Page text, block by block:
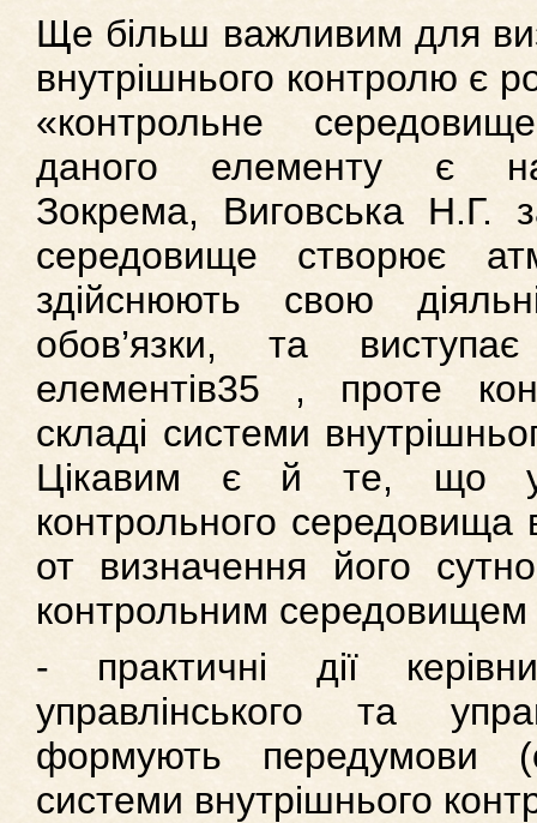
Ще більш важливим для
внутрішнього контролю є
«контрольне
даного елементу є
Зокрема, Виговська Н.Г.
середовище створює
здійснюють свою
обов’язки, та
елементів35 , проте
складі системи
Цікавим є й те, що у
контрольного середовища
от визначення його
контрольним середовищем
- практичні дії
управлінського та
формують передумови
системи внутрішнього